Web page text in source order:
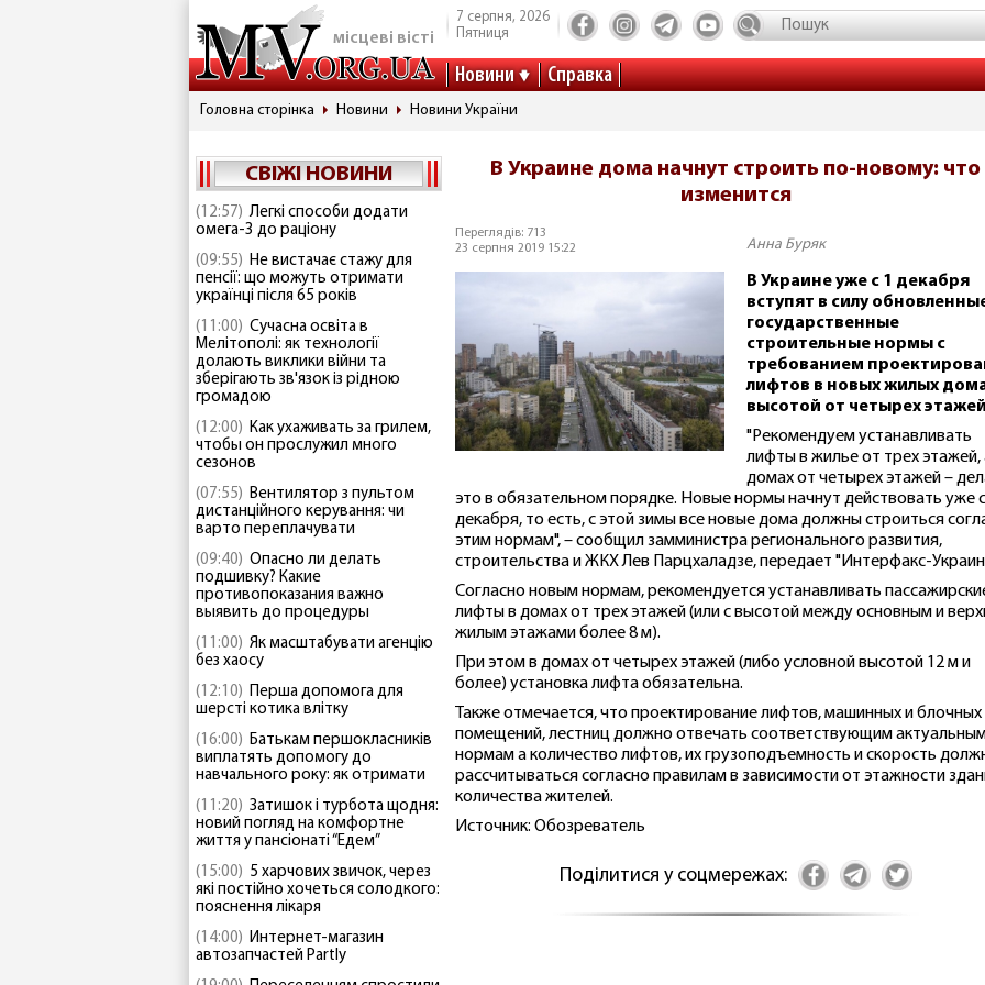
місцеві вісті
7 серпня, 2026
Пятниця
Новини Справка
Головна сторінка Новини Новини України
СВІЖІ НОВИНИ
(12:57) Легкі способи додати
омега-3 до раціону
(09:55) Не вистачає стажу для
пенсії: що можуть отримати
українці після 65 років
(11:00) Сучасна освіта в
Мелітополі: як технології
долають виклики війни та
зберігають зв'язок із рідною
громадою
(12:00) Как ухаживать за грилем,
чтобы он прослужил много
сезонов
(07:55) Вентилятор з пультом
дистанційного керування: чи
варто переплачувати
(09:40) Опасно ли делать
подшивку? Какие
противопоказания важно
выявить до процедуры
(11:00) Як масштабувати агенцію
без хаосу
(12:10) Перша допомога для
шерсті котика влітку
(16:00) Батькам першокласників
виплатять допомогу до
навчального року: як отримати
(11:20) Затишок і турбота щодня:
новий погляд на комфортне
життя у пансіонаті “Едем”
(15:00) 5 харчових звичок, через
які постійно хочеться солодкого:
пояснення лікаря
(14:00) Интернет-магазин
автозапчастей Partly
В Украине дома начнут строить по-новому: что
изменится
Переглядів: 713
23 серпня 2019 15:22
Анна Буряк
В Украине уже с 1 декабря
вступят в силу
государственные
строительные нормы с
требованием
лифтов в новых жилых
высотой от четырех
"Рекомендуем устанавливать
лифты в жилье от трех этажей,
домах от четырех этажей –
это в обязательном порядке. Новые нормы начнут действовать уже
декабря, то есть, с этой зимы все новые дома должны строиться
этим нормам", – сообщил замминистра регионального развития,
строительства и ЖКХ Лев Парцхаладзе, передает "Интерфакс-
Согласно новым нормам, рекомендуется устанавливать
лифты в домах от трех этажей (или с высотой между основным и
жилым этажами более 8 м).
При этом в домах от четырех этажей (либо условной высотой 12 м и
более) установка лифта обязательна.
Также отмечается, что проектирование лифтов, машинных и блочных
помещений, лестниц должно отвечать соответствующим
нормам а количество лифтов, их грузоподъемность и скорость
рассчитываться согласно правилам в зависимости от этажности
количества жителей.
Источник: Обозреватель
Поділитися у соцмережах: